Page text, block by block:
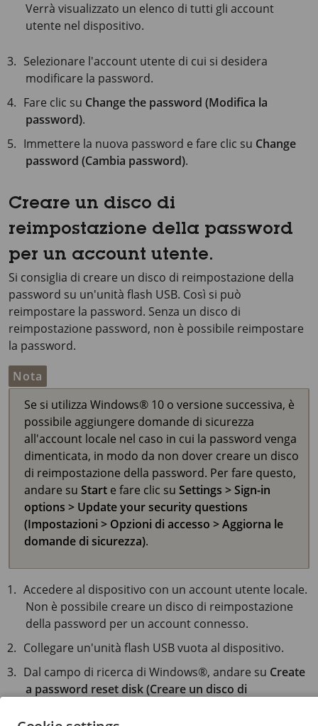
Verrà visualizzato un elenco di tutti gli account
utente nel dispositivo.
Selezionare l'account utente di cui si desidera
modificare la password.
Fare clic su Change the password (Modifica la
password).
Immettere la nuova password e fare clic su Change
password (Cambia password).
Creare un disco di
reimpostazione della password
per un account utente.
Si consiglia di creare un disco di reimpostazione della
password su un'unità flash USB. Così si può
reimpostare la password. Senza un disco di
reimpostazione password, non è possibile reimpostare
la password.
Nota
Se si utilizza Windows® 10 o versione successiva, è
possibile aggiungere domande di sicurezza
all'account locale nel caso in cui la password venga
dimenticata, in modo da non dover creare un disco
di reimpostazione della password. Per fare questo,
andare su Start e fare clic su Settings > Sign-in
options > Update your security questions
(Impostazioni > Opzioni di accesso > Aggiorna le
domande di sicurezza).
Accedere al dispositivo con un account utente locale.
Non è possibile creare un disco di reimpostazione
della password per un account connesso.
Collegare un'unità flash USB vuota al dispositivo.
Dal campo di ricerca di Windows®, andare su Create
a password reset disk (Creare un disco di